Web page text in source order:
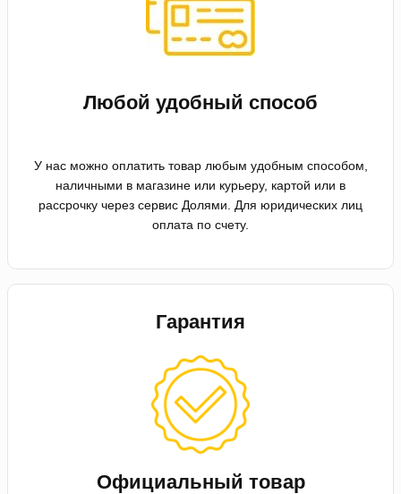
Любой удобный способ
У нас можно оплатить товар любым удобным способом,
наличными в магазине или курьеру, картой или в
рассрочку через сервис Долями. Для юридических лиц
оплата по счету.
Гарантия
Официальный товар